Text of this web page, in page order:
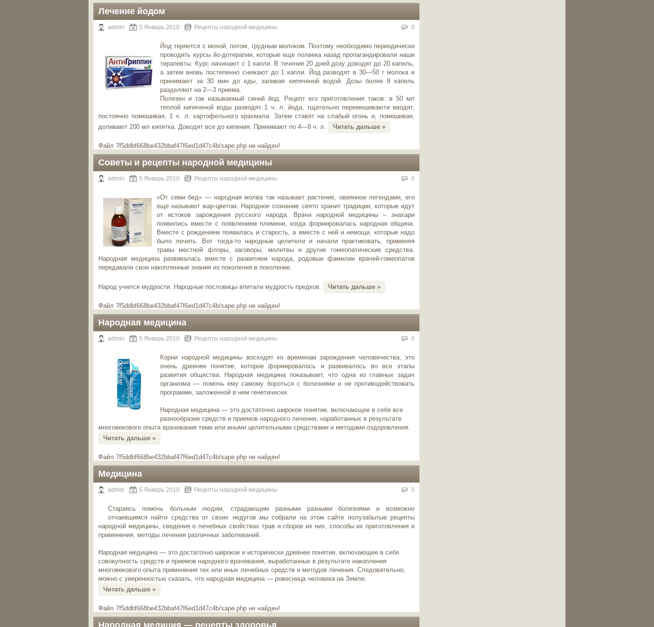
Лечение йодом
admin 5 Январь 2010 Рецепты народной медицины 0
Йод теряется с мочой, потом, грудным молоком. Поэтому необходимо периодически
проводить курсы йо-дотерапии, которые еще полвека назад пропагандировали наши
терапевты. Курс начинают с 1 капли. В течение 20 дней дозу доводят до 20 капель,
а затем вновь постепенно снижают до 1 капли. Йод разводят в 30—50 г молока и
принимают за 30 мин до еды, запивая кипяченой водой. Дозы более 8 капель
разделяют на 2—3 приема.
Полезен и так называемый синий йод. Рецепт его приготовления таков: в 50 мл
теплой кипяченой воды разводят 1 ч. л. йода, тщательно перемешиваюти вводят,
постоянно помешивая, 1 ч. л. картофельного крахмала. Затем ставят на слабый огонь и, помешивая,
доливают 200 мл кипятка. Доводят все до кипения. Принимают по 4—8 ч. л.
Читать дальше »
Файл 7f5ddbf668be432bbaf47f6ed1d47c4b/sape.php не найден!
Советы и рецепты народной медицины
admin 5 Январь 2010 Рецепты народной медицины 0
«От семи бед» — народная молва так называет растение, овеянное легендами, его
еще называют жар-цветом. Народное сознание свято хранит традиции, которые идут
от истоков зарождения русского народа. Врачи народной медицины – знахари
появились вместе с появлением племени, когда формировалась народная община.
Вместе с рождением появилась и старость, а вместе с ней и немощи, которые надо
было лечить. Вот тогда-то народные целители и начали практиковать, применяя
травы местной флоры, заговоры, молитвы и другие гомеопатические средства.
Народная медицина развивалась вместе с развитием народа, родовые фамилии врачей-гомеопатов
передавали свои накопленные знания из поколения в поколение.
Народ учился мудрости. Народные пословицы впитали мудрость предков. Читать дальше »
Файл 7f5ddbf668be432bbaf47f6ed1d47c4b/sape.php не найден!
Народная медицина
admin 5 Январь 2010 Рецепты народной медицины 0
Корни народной медицины восходят ко временам зарождения человечества, это
очень древнее понятие, которое формировалось и развивалось во все этапы
развития общества. Народная медицина показывает, что одна из главных задач
организма — помочь ему самому бороться с болезнями и не противодействовать
программе, заложенной в нем генетически.
Народная медицина — это достаточно широкое понятие, включающее в себя все
разнообразие средств и приемов народного лечения, наработанных в результате
многовекового опыта врачевания теми или иными целительными средствами и методами оздоровления.
Читать дальше »
Файл 7f5ddbf668be432bbaf47f6ed1d47c4b/sape.php не найден!
Медицина
admin 5 Январь 2010 Рецепты народной медицины 0
Стараясь помочь больным людям, страдающим разными разными болезнями и возможно
отчаевшимся найти средства от своих недугов мы собрали на этом сайте полузабытые рецепты
народной медицины, сведения о лечебных свойствах трав и сборов их них, способы их приготовления и
применения, методы лечения различных заболеваний.
Народная медицина — это достаточно широкое и исторически древнее понятие, включающее в себя
совокупность средств и приемов народного врачевания, выработанных в результате накопления
многовекового опыта применения тех или иных лечебных средств и методов лечения. Следовательно,
можно с уверенностью сказать, что народная медицина — ровесница человека на Земле.
Читать дальше »
Файл 7f5ddbf668be432bbaf47f6ed1d47c4b/sape.php не найден!
Народная медиция — рецепты здоровья